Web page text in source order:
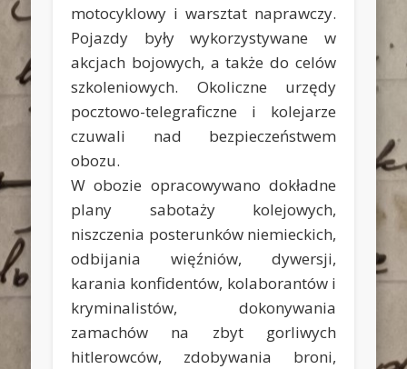
motocyklowy i warsztat naprawczy.
Pojazdy były wykorzystywane w
akcjach bojowych, a także do celów
szkoleniowych. Okoliczne urzędy
pocztowo-telegraficzne i kolejarze
czuwali nad bezpieczeństwem
obozu.
W obozie opracowywano dokładne
plany sabotaży kolejowych,
niszczenia posterunków niemieckich,
odbijania więźniów, dywersji,
karania konfidentów, kolaborantów i
kryminalistów, dokonywania
zamachów na zbyt gorliwych
hitlerowców, zdobywania broni,